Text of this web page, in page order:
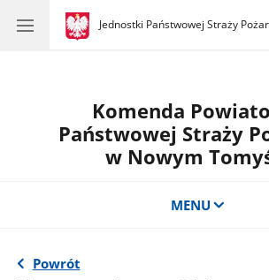
gov.pl
Jednostki Państwowej Straży
gov.pl
Jednostki
Komenda
Państwowej Straży
w Nowym
MENU
Powrót